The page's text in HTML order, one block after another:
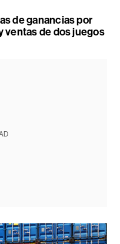
de ganancias por
ventas de dos juegos